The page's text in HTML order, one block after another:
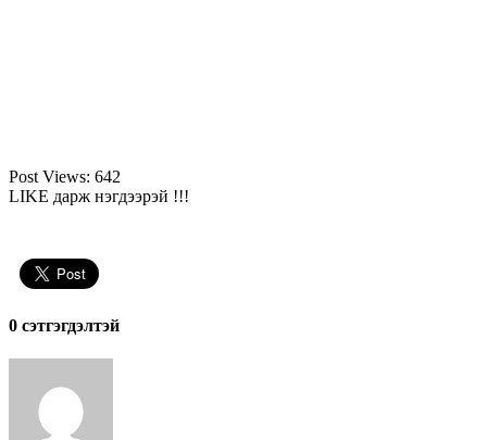
Post Views: 642
LIKE дарж нэгдээрэй !!!
0 cэтгэгдэлтэй